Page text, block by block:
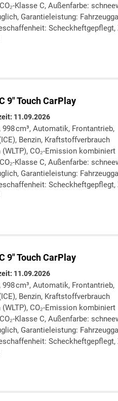
Klasse C, Außenfarbe:
Garantieleistung:
drucken
parken oder vergleichen
9" Touch CarPlay
11.09.2026
998 cm³, Automatik, Frontantrieb,
Benzin, Kraftstoffverbrauch
CO₂-Emission kombiniert
Klasse C, Außenfarbe:
Garantieleistung:
drucken
parken oder vergleichen
9" Touch CarPlay
11.09.2026
998 cm³, Automatik, Frontantrieb,
Benzin, Kraftstoffverbrauch
CO₂-Emission kombiniert
Klasse C, Außenfarbe:
Garantieleistung:
drucken
parken oder vergleichen